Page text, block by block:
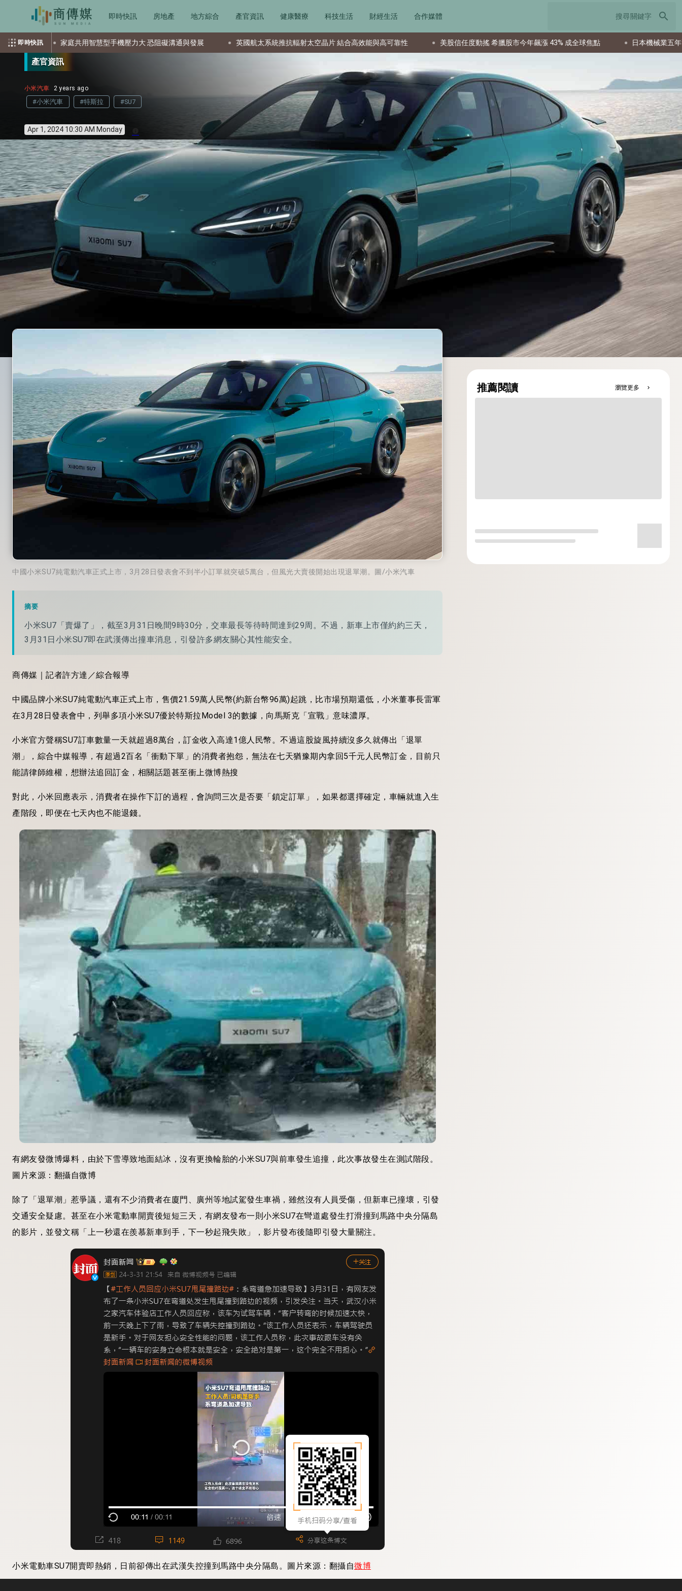
即時快訊 房地產 地方綜合 產官資訊 健康醫療 科技生活 財經生活 合作媒體 search
即時快訊
共用智慧型手機壓力大 恐阻礙溝通與發展 英國航太系統推抗輻射太空晶片 結合高效能與高可靠性 美股信任度動搖 希臘股市今年飆漲 43% 成全球焦點 日本機械業五年預測：發那科、川崎
產官資訊
小米汽車 2 years ago
#小米汽車 #特斯拉 #SU7
Apr 1, 2024 10:30 AM Monday
中國小米SU7純電動汽車正式上市，3月28日發表會不到半小訂單就突破5萬台，但風光大賣後開始出現退單潮。圖/小米汽車
摘要
小米SU7「賣爆了」，截至3月31日晚間9時30分，交車最長等待時間達到29周。不過，新車上市僅約約三天，
3月31日小米SU7即在武漢傳出撞車消息，引發許多網友關心其性能安全。
商傳媒｜記者許方達／綜合報導
中國品牌小米SU7純電動汽車正式上市，售價21.59萬人民幣(約新台幣96萬)起跳，比市場預期還低，小米董事長雷軍
在3月28日發表會中，列舉多項小米SU7優於特斯拉Model 3的數據，向馬斯克「宣戰」意味濃厚。
小米官方聲稱SU7訂車數量一天就超過8萬台，訂金收入高達1億人民幣。不過這股旋風持續沒多久就傳出「退單
潮」，綜合中媒報導，有超過2百名「衝動下單」的消費者抱怨，無法在七天猶豫期內拿回5千元人民幣訂金，目前只
能請律師維權，想辦法追回訂金，相關話題甚至衝上微博熱搜
對此，小米回應表示，消費者在操作下訂的過程，會詢問三次是否要「鎖定訂單」，如果都選擇確定，車輛就進入生
產階段，即便在七天內也不能退錢。
有網友發微博爆料，由於下雪導致地面結冰，沒有更換輪胎的小米SU7與前車發生追撞，此次事故發生在測試階段。
圖片來源：翻攝自微博
除了「退單潮」惹爭議，還有不少消費者在廈門、廣州等地試駕發生車禍，雖然沒有人員受傷，但新車已撞壞，引發
交通安全疑慮。甚至在小米電動車開賣後短短三天，有網友發布一則小米SU7在彎道處發生打滑撞到馬路中央分隔島
的影片，並發文稱「上一秒還在羨慕新車到手，下一秒起飛失敗」，影片發布後隨即引發大量關注。
小米電動車SU7開賣即熱銷，日前卻傳出在武漢失控撞到馬路中央分隔島。圖片來源：翻攝自微博
推薦閱讀 瀏覽更多 chevron_right